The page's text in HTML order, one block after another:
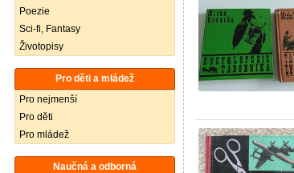
Poezie
Sci-fi, Fantasy
Životopisy
Pro děti a mládež
Pro nejmenší
Pro děti
Pro mládež
Naučná a odborná